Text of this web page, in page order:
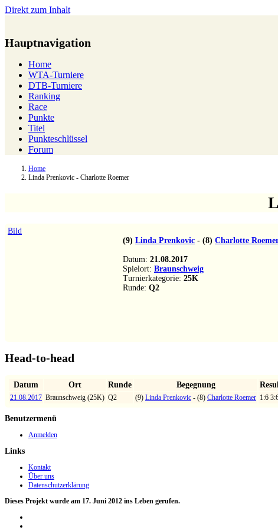
Direkt zum Inhalt
Hauptnavigation
Home
WTA-Turniere
DTB-Turniere
Ranking
Race
Punkte
Titel
Punkteschlüssel
Forum
Home
Linda Prenkovic - Charlotte Roemer
Bild
Linda Prenkovic-(8)Charlotte Roemer1:63:6L
21.08.2017
Braunschweig
Turnierkategorie:25K
Head-to-head
Datum Ort Runde Begegnung
21.08.2017 Braunschweig (25K) Q2 (9) Linda Prenkovic - (8) Charlotte Roemer 1:6
Benutzermenü
Anmelden
Links
Kontakt
Über uns
Datenschutzerklärung
Dieses Projekt wurde am 17. Juni 2012 ins Leben gerufen.